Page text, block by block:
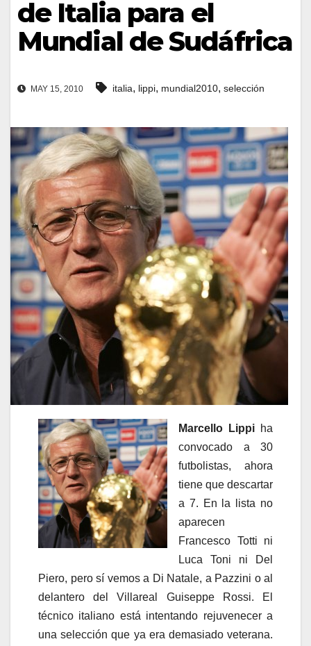
de Italia para el
Mundial de Sudáfrica
MAY 15, 2010 italia, lippi, mundial2010, selección
Marcello Lippi ha
convocado a 30
futbolistas, ahora
tiene que descartar
a 7. En la lista no
aparecen
Francesco Totti ni
Luca Toni ni Del
Piero, pero sí vemos a Di Natale, a Pazzini o al
delantero del Villareal Guiseppe Rossi. El
técnico italiano está intentando rejuvenecer a
una selección que ya era demasiado veterana.